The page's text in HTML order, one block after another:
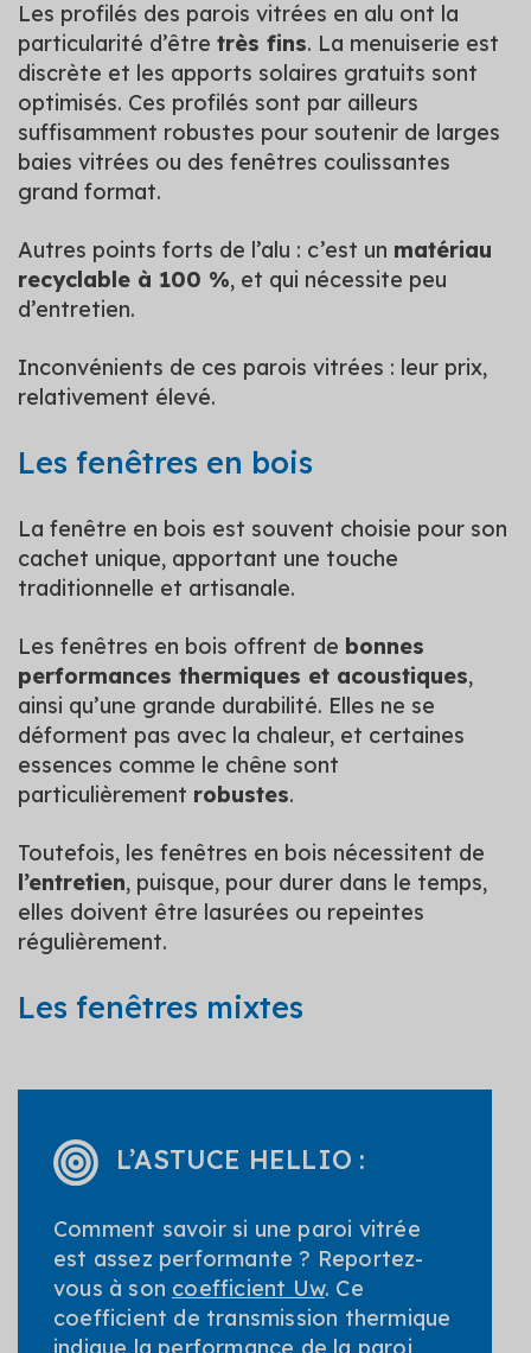
Les profilés des parois vitrées en alu ont la
particularité d’être très fins. La menuiserie est
discrète et les apports solaires gratuits sont
optimisés. Ces profilés sont par ailleurs
suffisamment robustes pour soutenir de larges
baies vitrées ou des fenêtres coulissantes
grand format.
Autres points forts de l’alu : c’est un matériau
recyclable à 100 %, et qui nécessite peu
d’entretien.
Inconvénients de ces parois vitrées : leur prix,
relativement élevé.
Les fenêtres en bois
La fenêtre en bois est souvent choisie pour son
cachet unique, apportant une touche
traditionnelle et artisanale.
Les fenêtres en bois offrent de bonnes
performances thermiques et acoustiques,
ainsi qu’une grande durabilité. Elles ne se
déforment pas avec la chaleur, et certaines
essences comme le chêne sont
particulièrement robustes.
Toutefois, les fenêtres en bois nécessitent de
l’entretien, puisque, pour durer dans le temps,
elles doivent être lasurées ou repeintes
régulièrement.
Les fenêtres mixtes
L’ASTUCE HELLIO :
Comment savoir si une paroi vitrée
est assez performante ? Reportez-
vous à son coefficient Uw. Ce
coefficient de transmission thermique
indique la performance de la paroi